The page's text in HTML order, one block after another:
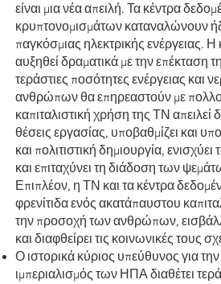
είναι μια νέα απειλή. Τα κέντρα
κρυπτονομισμάτων καταναλώνουν
παγκόσμιας ηλεκτρικής ενέργειας.
αυξηθεί δραματικά με την επέκταση
τεράστιες ποσότητες ενέργειας και
ανθρώπων θα επηρεαστούν με
καπιταλιστική χρήση της ΤΝ απειλεί
θέσεις εργασίας, υποβαθμίζει και
και πολιτιστική δημιουργία,
και επιταχύνει τη διάδοση των
Επιπλέον, η ΤΝ και τα κέντρα
φρενίτιδα ενός ακατάπαυστου
την προσοχή των ανθρώπων,
και διαφθείρει τις κοινωνικές τους
Ο ιστορικά κύριος υπεύθυνος για
ιμπεριαλισμός των ΗΠΑ διαθέτει